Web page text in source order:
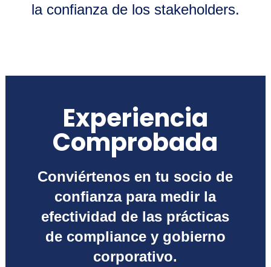
la confianza de los stakeholders.
Experiencia
Comprobada
Conviértenos en tu socio de
confianza para medir la
efectividad de las prácticas
de compliance y gobierno
corporativo.